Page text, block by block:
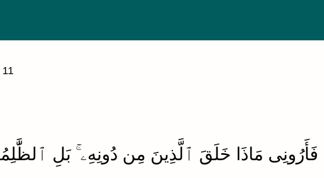
فَأَرُونِى مَاذَا خَلَقَ ٱلَّذِينَ مِن دُونِهِۦ ۚ بَلِ